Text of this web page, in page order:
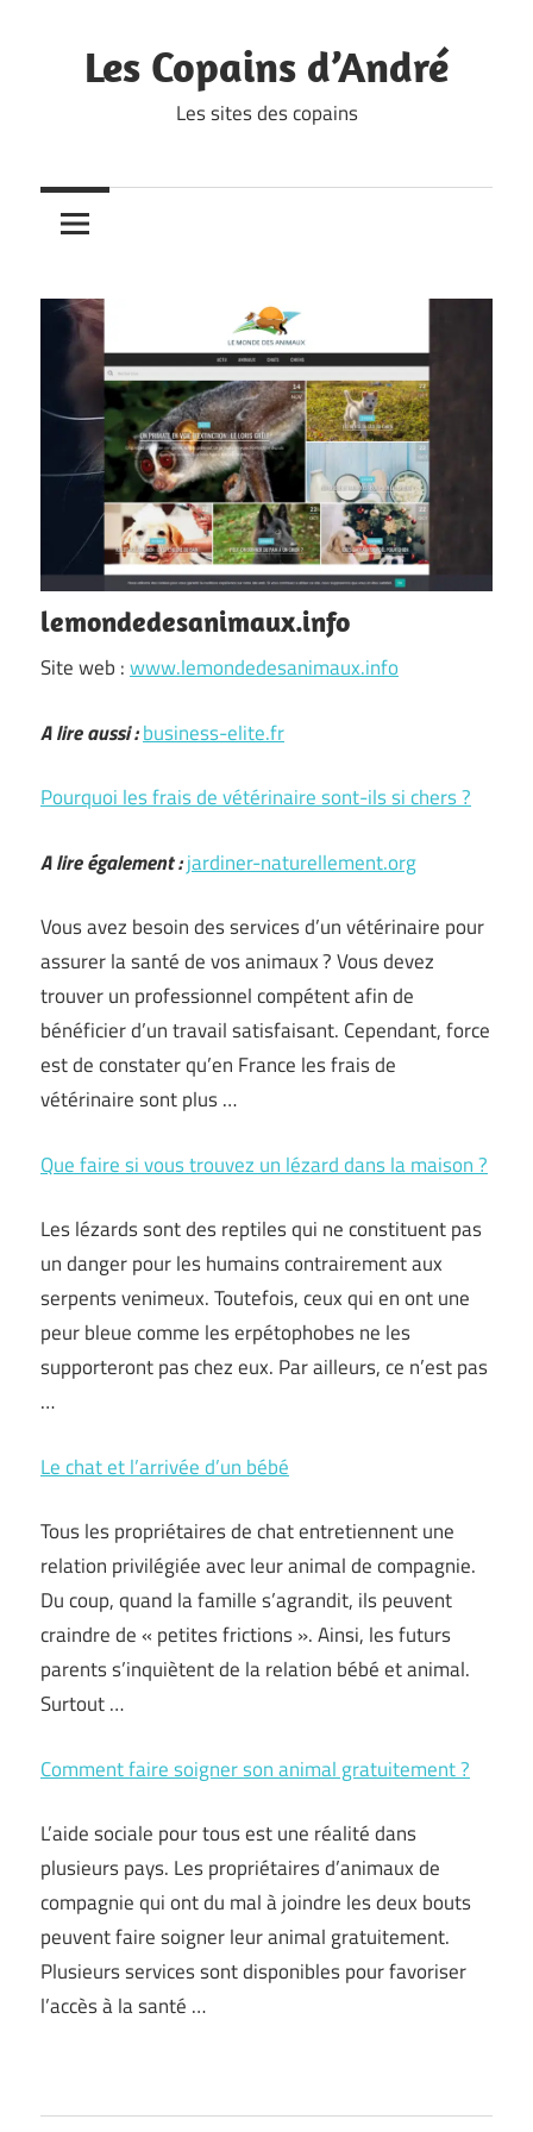
contentLes Copains d’André
Les sites des copains
lemondedesanimaux.info
Site web :www.lemondedesanimaux.info
A lire aussi :business-elite.fr
Pourquoi les frais de vétérinaire sont-ils si chers ?
A lire également :jardiner-naturellement.org
Vous avez besoin des services d’un vétérinaire pour
assurer la santé de vos animaux ? Vous devez
trouver un professionnel compétent afin de
bénéficier d’un travail satisfaisant. Cependant, force
est de constater qu’en France les frais de
vétérinaire sont plus …
Que faire si vous trouvez un lézard dans la maison ?
Les lézards sont des reptiles qui ne constituent pas
un danger pour les humains contrairement aux
serpents venimeux. Toutefois, ceux qui en ont une
peur bleue comme les erpétophobes ne les
supporteront pas chez eux. Par ailleurs, ce n’est pas
…
Le chat et l’arrivée d’un bébé
Tous les propriétaires de chat entretiennent une
relation privilégiée avec leur animal de compagnie.
Du coup, quand la famille s’agrandit, ils peuvent
craindre de « petites frictions ». Ainsi, les futurs
parents s’inquiètent de la relation bébé et animal.
Surtout …
Comment faire soigner son animal gratuitement ?
L’aide sociale pour tous est une réalité dans
plusieurs pays. Les propriétaires d’animaux de
compagnie qui ont du mal à joindre les deux bouts
peuvent faire soigner leur animal gratuitement.
Plusieurs services sont disponibles pour favoriser
l’accès à la santé …